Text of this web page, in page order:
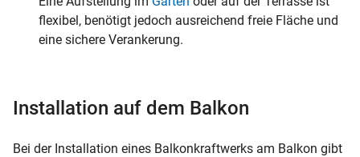
flexibel, benötigt jedoch ausreichend freie Fläche und
eine sichere Verankerung.
Installation auf dem Balkon
Bei der Installation eines Balkonkraftwerks am Balkon gibt